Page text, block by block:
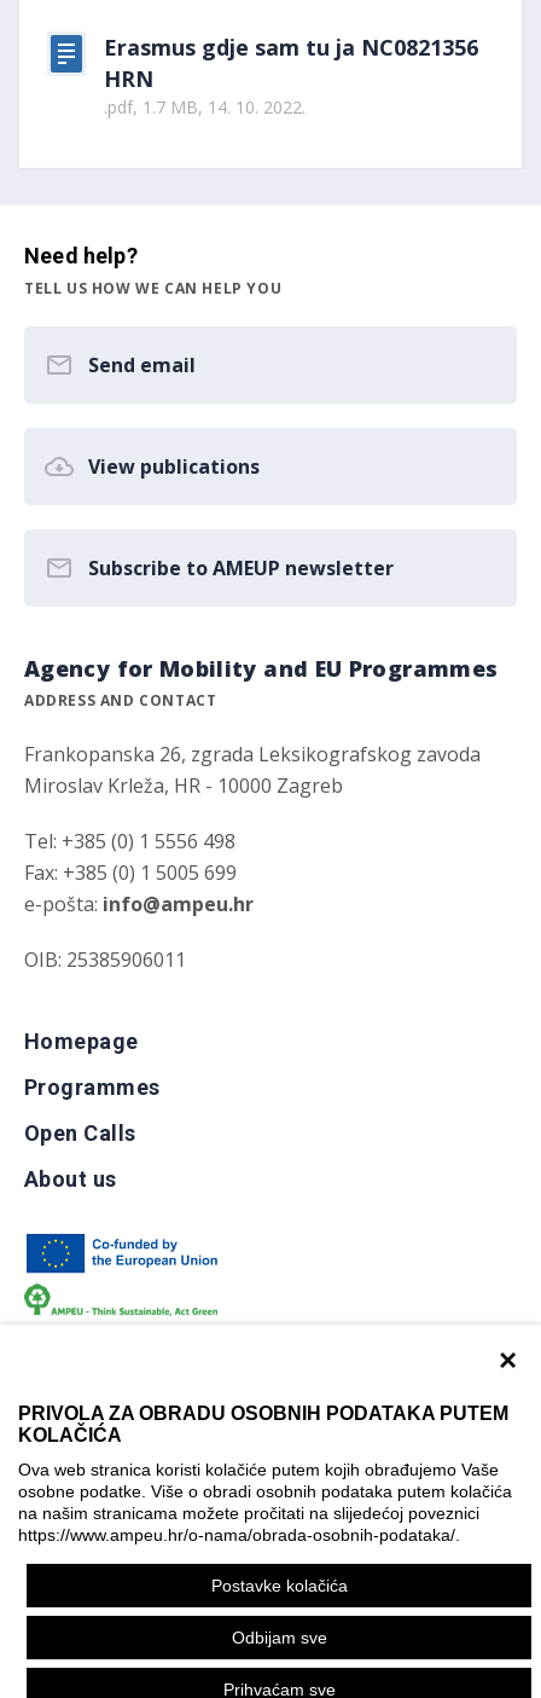
×
PRIVOLA ZA OBRADU OSOBNIH PODATAKA PUTEM
KOLAČIĆA
Ova web stranica koristi kolačiće putem kojih obrađujemo Vaše
osobne podatke. Više o obradi osobnih podataka putem kolačića
na našim stranicama možete pročitati na slijedećoj poveznici
https://www.ampeu.hr/o-nama/obrada-osobnih-podataka/
Postavke kolačića
Odbijam sve
Prihvaćam sve
Erasmus gdje sam tu ja NC0821356
HRN
.pdf, 1.7 MB, 14. 10. 2022.
Need help?
TELL US HOW WE CAN HELP YOU
Send email
View publications
Subscribe to AMEUP newsletter
Agency for Mobility and EU Programmes
ADDRESS AND CONTACT
Frankopanska 26, zgrada Leksikografskog zavoda
Miroslav Krleža, HR - 10000 Zagreb
Tel: +385 (0) 1 5556 498
Fax: +385 (0) 1 5005 699
e-pošta: info@ampeu.hr
OIB: 25385906011
Homepage
Programmes
Open Calls
About us
Terms of use Contact
Accessibility info
Cookie policy
Cookie settings
© AMPEU, 2026.
This website has been produced with the financial assistance
of the European Commission. It reflects the views only of the
author, and the Commission cannot be held responsible for
any use which may be made of the information contained